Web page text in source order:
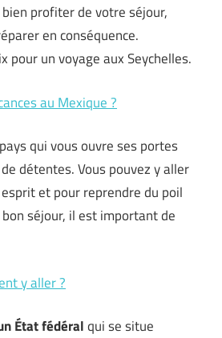
profiter de votre séjour,
en conséquence.
pour un voyage aux Seychelles.
au Mexique ?
qui vous ouvre ses portes
détentes. Vous pouvez y aller
et pour reprendre du poil
séjour, il est important de
y aller ?
État fédéralqui se situe